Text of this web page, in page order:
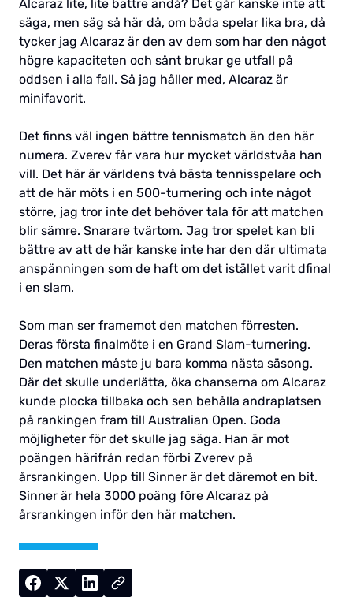
Alcaraz lite, lite bättre ändå? Det går kanske inte att
säga, men säg så här då, om båda spelar lika bra, då
tycker jag Alcaraz är den av dem som har den något
högre kapaciteten och sånt brukar ge utfall på
oddsen i alla fall. Så jag håller med, Alcaraz är
minifavorit.
Det finns väl ingen bättre tennismatch än den här
numera. Zverev får vara hur mycket världstvåa han
vill. Det här är världens två bästa tennisspelare och
att de här möts i en 500-turnering och inte något
större, jag tror inte det behöver tala för att matchen
blir sämre. Snarare tvärtom. Jag tror spelet kan bli
bättre av att de här kanske inte har den där ultimata
anspänningen som de haft om det istället varit dfinal
i en slam.
Som man ser framemot den matchen förresten.
Deras första finalmöte i en Grand Slam-turnering.
Den matchen måste ju bara komma nästa säsong.
Där det skulle underlätta, öka chanserna om Alcaraz
kunde plocka tillbaka och sen behålla andraplatsen
på rankingen fram till Australian Open. Goda
möjligheter för det skulle jag säga. Han är mot
poängen härifrån redan förbi Zverev på
årsrankingen. Upp till Sinner är det däremot en bit.
Sinner är hela 3000 poäng före Alcaraz på
årsrankingen inför den här matchen.